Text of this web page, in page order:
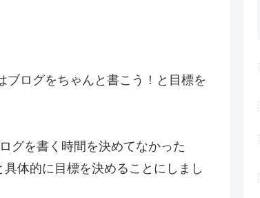
ブログをちゃんと書こう！と目標を
グを書く時間を決めてなかった
体的に目標を決めることにしまし